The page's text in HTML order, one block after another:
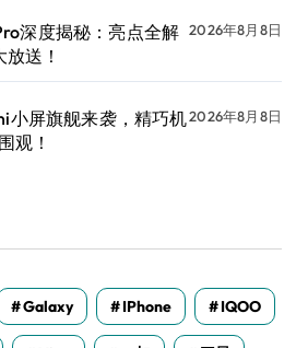
深度揭秘：亮点全解
送！
2026年8月8日
小屏旗舰来袭，精巧机
观！
2026年8月8日
Galaxy IPhone IQOO